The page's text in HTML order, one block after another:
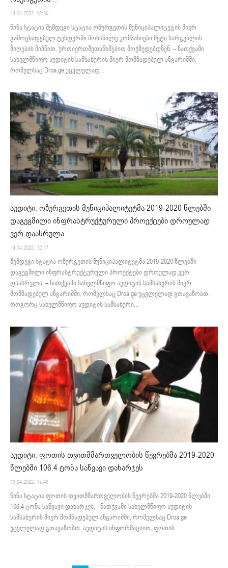
14.04.2022. 12:36
წინა სტატია შემდეგი სტატია ოზურგეთის მუნიციპალიტეტის მიერ
გამოცხადებულ ტენდერში მონაწილე კომპანიები მეტი სარგებლის
მიღების მიზნით, ურთიერთშეთანხმებით მოქმედებდნენ, – ნათქვამი
სახელმწიფო აუდიტის სამსახურის მიერ მომზადებულ ანგარიშში,
რომელსაც Droa.ge უცვლელად...
აუდიტი: ოზურგეთის მუნიციპალიტეტმა 2019-2020 წლებში
დაგეგმილი ინფრასტრუქტურული პროექტები დროულად
ვერ დაასრულა
14.04.2022. 12:17
შემდეგი სტატია ოზურგეთის მუნიციპალიტეტმა 2019-2020 წლებში
დაგეგმილი ინფრასტრუქტურული პროექტები დროულად ვერ
დაასრულა, – ნათქვამი სახელმწიფო აუდიტის სამსახურის მიერ
მომზადებულ ანგარიშში, რომელსაც Droa.ge უცვლელად გთავაზობთ.
როგორც სახელმწიფო აუდიტის სამსახური...
აუდიტი: ფოთის თვითმმართველობის წევრებმა 2019-2020
წლებში 106.4 ტონა საწვავი დახარჯეს
13.04.2022. 17:48
წინა სტატია ფოთის თვითმმართველობის წევრებმა 2019-2020 წლებში
106.4 ტონა საწვავი დახარჯეს, - ნათქვამი სახელმწიფო აუდიტის
სამსახურის მიერ მომზადებულ ანგარიშში, რომელსაც Droa.ge
უცვლელად გთავაზობთ. აუდიტის ინფორმაციით, ფოთის...